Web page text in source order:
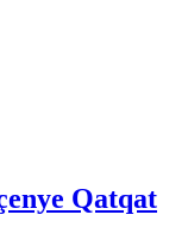
Qatqat